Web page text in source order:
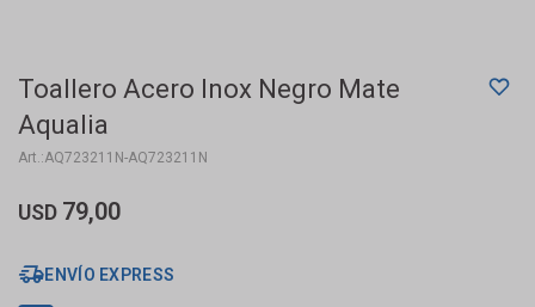
Toallero Acero Inox Negro Mate
Aqualia
AQ723211N-AQ723211N
USD 79,00
ENVÍO EXPRESS